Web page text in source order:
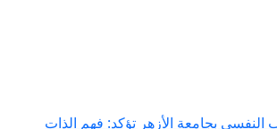
بجامعة الأزهر تؤكد: فهم الذات